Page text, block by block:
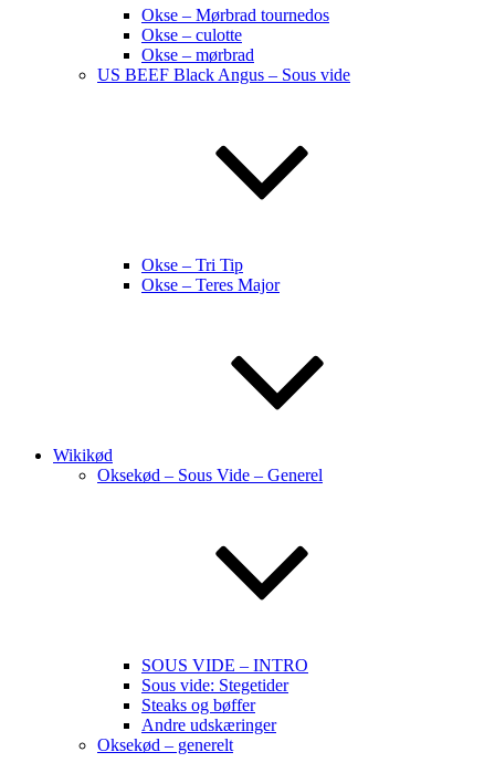
Okse – Mørbrad tournedos
Okse – culotte
Okse – mørbrad
US BEEF Black Angus – Sous vide
Okse – Tri Tip
Okse – Teres Major
Wikikød
Oksekød – Sous Vide – Generel
SOUS VIDE – INTRO
Sous vide: Stegetider
Steaks og bøffer
Andre udskæringer
Oksekød – generelt